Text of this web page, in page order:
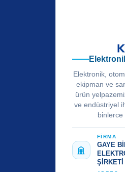
Elektronik,
ekipman ve
ürün
ve endüstriyel
FİRMA
GAYE
ŞİRKETİ